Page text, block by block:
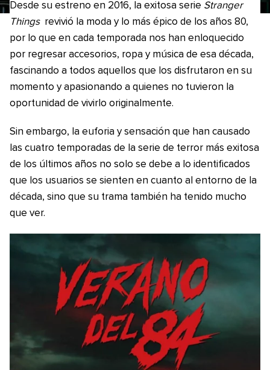
Desde su estreno en 2016, la exitosa serie Stranger
Things revivió la moda y lo más épico de los años 80,
por lo que en cada temporada nos han enloquecido
por regresar accesorios, ropa y música de esa década,
fascinando a todos aquellos que los disfrutaron en su
momento y apasionando a quienes no tuvieron la
oportunidad de vivirlo originalmente.
Sin embargo, la euforia y sensación que han causado
las cuatro temporadas de la serie de terror más exitosa
de los últimos años no solo se debe a lo identificados
que los usuarios se sienten en cuanto al entorno de la
década, sino que su trama también ha tenido mucho
que ver.